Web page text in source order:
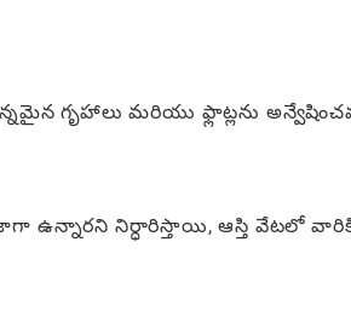
గృహాలు మరియు ఫ్లాట్లను
ఉన్నారని నిర్ధారిస్తాయి, ఆస్తి వేటలో